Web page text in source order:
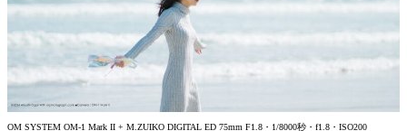
OM SYSTEM OM-1 Mark II + M.ZUIKO DIGITAL ED 75mm F1.8・1/8000秒・f1.8・ISO200